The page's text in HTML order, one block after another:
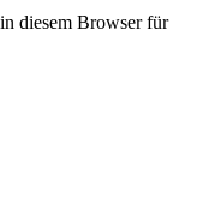
diesem Browser für